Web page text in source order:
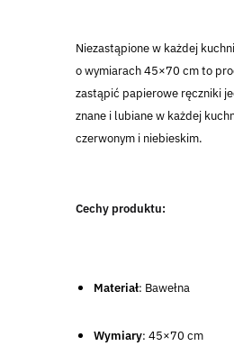
Niezastąpione w każdej
o wymiarach 45×70 cm to
zastąpić papierowe ręczniki
znane i lubiane w każdej
czerwonym i niebieskim.
Cechy produktu:
Materiał: Bawełna
Wymiary: 45×70 cm